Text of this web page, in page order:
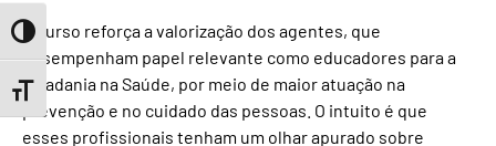
Toggle High Contrast
Toggle Font size
O curso reforça a valorização dos agentes, que
desempenham papel relevante como educadores para a
cidadania na Saúde, por meio de maior atuação na
prevenção e no cuidado das pessoas. O intuito é que
esses profissionais tenham um olhar apurado sobre